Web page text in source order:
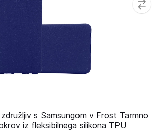
s Samsungom v Frost Tarmno
iz fleksibilnega silikona TPU